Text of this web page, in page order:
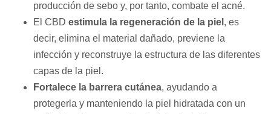
producción de sebo y, por tanto, combate el acné.
El CBD estimula la regeneración de la piel , es
decir, elimina el material dañado, previene la
infección y reconstruye la estructura de las diferentes
capas de la piel.
Fortalece la barrera cutánea, ayudando a
protegerla y manteniendo la piel hidratada con un